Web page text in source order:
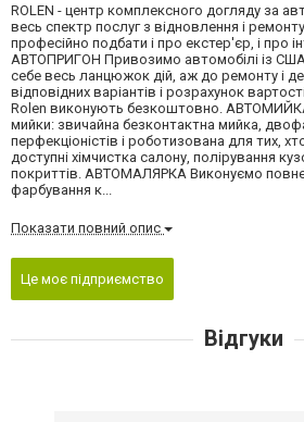
ROLEN - центр комплексного догляду за
весь спектр послуг з відновлення і
професійно подбати і про екстер'єр, і про
АВТОПРИГОН Привозимо автомобілі із
себе весь ланцюжок дій, аж до ремонту і
відповідних варіантів і розрахунок
Rolen виконують безкоштовно. АВТОМИЙКА
мийки: звичайна безконтактна мийка,
перфекціоністів і роботизована для тих,
доступні хімчистка салону, полірування
покриттів. АВТОМАЛЯРКА Виконуємо
фарбування к...
Показати повний опис
Це моє підприємство
Відгуки